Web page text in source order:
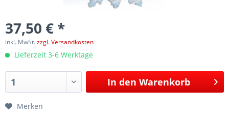
37,50 € *
inkl. MwSt.zzgl. Versandkosten
Lieferzeit 3-6 Werktage
In den Warenkorb
Merken